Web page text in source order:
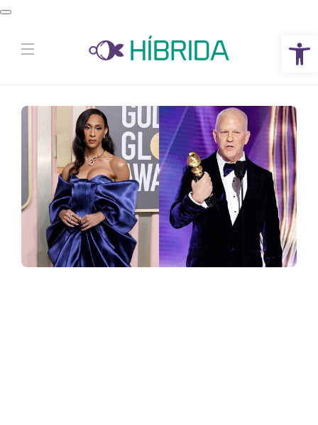
Abrir a barra de ferramentas